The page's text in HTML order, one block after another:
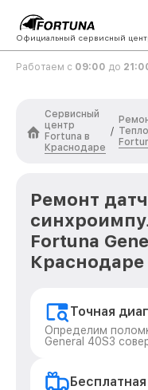
Официальный сервисный
Работаем с 09:00 до
Сервисный
центр
Fortuna в
Краснодаре
/
Ремонт
Fortuna
Краснодаре
Точная
Определим
General 40S3